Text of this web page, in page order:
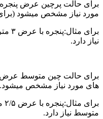
میشود (برای پنجره بالای ۳ متر مناسب
نیاز مشخص میشود.
دارد.